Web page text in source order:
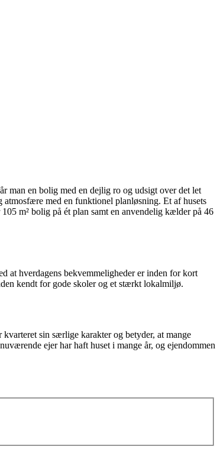
man en bolig med en dejlig ro og udsigt over det let
med en funktionel planløsning. Et af husets
m² bolig på ét plan samt en anvendelig kælder på 46
at hverdagens bekvemmeligheder er inden for kort
kendt for gode skoler og et stærkt lokalmiljø.
sin særlige karakter og betyder, at mange
ejer har haft huset i mange år, og ejendommen